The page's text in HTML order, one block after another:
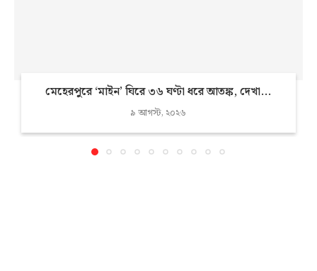
মেহেরপুরে ‘মাইন’ ঘিরে ৩৬ ঘণ্টা ধরে আতঙ্ক, দেখা...
৯ আগস্ট, ২০২৬